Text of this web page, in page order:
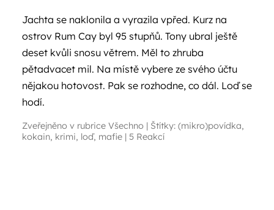
Jachta se naklonila a vyrazila vpřed. Kurz na
ostrov Rum Cay byl 95 stupňů. Tony ubral ještě
deset kvůli snosu větrem. Měl to zhruba
pětadvacet mil. Na místě vybere ze svého účtu
nějakou hotovost. Pak se rozhodne, co dál. Loď se
hodí.
Zveřejněno v rubrice Všechno | Štítky: (mikro)povídka,
kokain, krimi, loď, mafie | 5 Reakcí